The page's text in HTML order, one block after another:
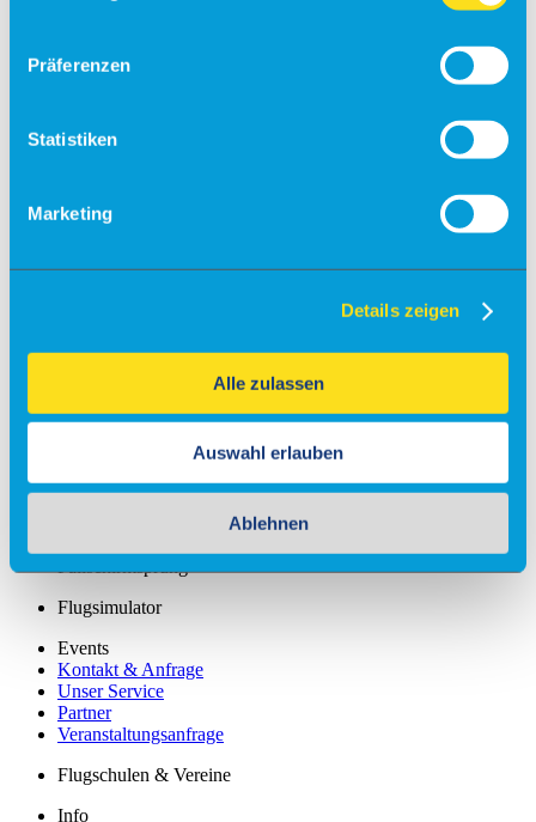
Präferenzen
Statistiken
Marketing
Details zeigen
Alle zulassen
Auswahl erlauben
Ablehnen
Einreiseverordnung
Besucherführungen
Fallschirmsprung
Flugsimulator
Events
Kontakt & Anfrage
Unser Service
Partner
Veranstaltungsanfrage
Flugschulen & Vereine
Info